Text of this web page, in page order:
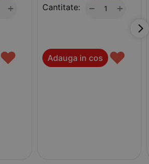
+
♥
Cantitate:
+
−
Adauga in cos ♥